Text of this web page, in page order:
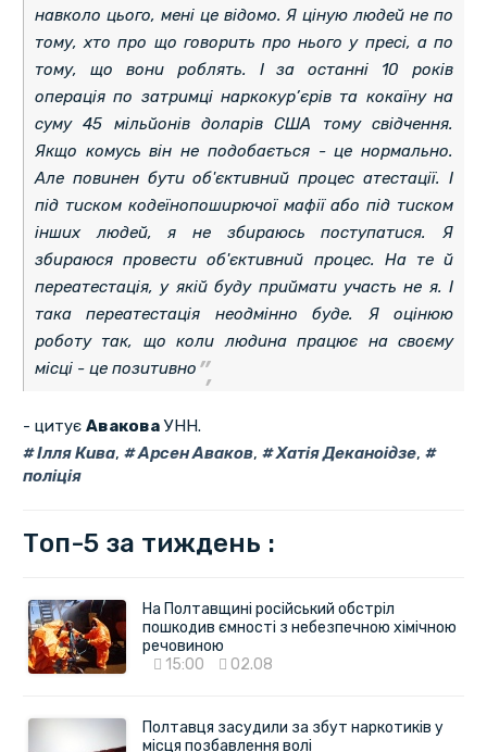
навколо цього, мені це відомо. Я ціную людей не по
тому, хто про що говорить про нього у пресі, а по
тому, що вони роблять. І за останні 10 років
операція по затримці наркокур’єрів та кокаїну на
суму 45 мільйонів доларів США тому свідчення.
Якщо комусь він не подобається - це нормально.
Але повинен бути об'єктивний процес атестації. І
під тиском кодеїнопоширючої мафії або під тиском
інших людей, я не збираюсь поступатися. Я
збираюся провести об'єктивний процес. На те й
переатестація, у якій буду приймати участь не я. І
така переатестація неодмінно буде. Я оцінюю
роботу так, що коли людина працює на своєму
місці - це позитивно
- цитує АваковаУНН.
Ілля Кива, Арсен Аваков, Хатія Деканоідзе,
поліція
Топ-5 за тиждень :
На Полтавщині російський обстріл
пошкодив ємності з небезпечною хімічною
речовиною
15:00
02.08
Полтавця засудили за збут наркотиків у
місця позбавлення волі